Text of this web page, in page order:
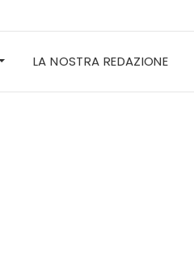
LA NOSTRA REDAZIONE